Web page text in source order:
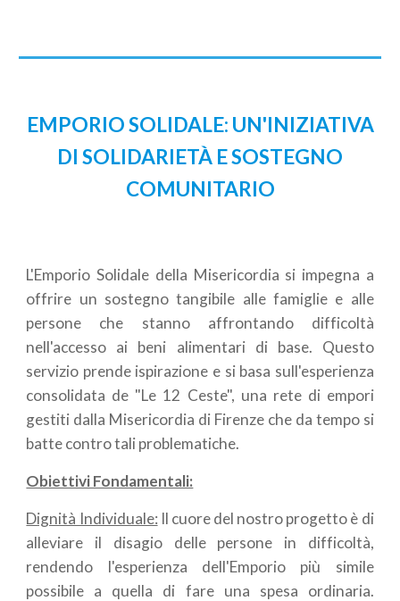
EMPORIO SOLIDALE: UN'INIZIATIVA
DI SOLIDARIETÀ E SOSTEGNO
COMUNITARIO
L'Emporio Solidale della Misericordia si impegna a
offrire un sostegno tangibile alle famiglie e alle
persone che stanno affrontando difficoltà
nell'accesso ai beni alimentari di base. Questo
servizio prende ispirazione e si basa sull'esperienza
consolidata de "Le 12 Ceste", una rete di empori
gestiti dalla Misericordia di Firenze che da tempo si
batte contro tali problematiche.
Obiettivi Fondamentali:
Dignità Individuale: Il cuore del nostro progetto è di
alleviare il disagio delle persone in difficoltà,
rendendo l'esperienza dell'Emporio più simile
possibile a quella di fare una spesa ordinaria.